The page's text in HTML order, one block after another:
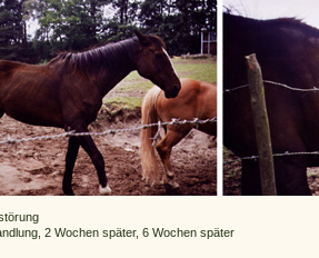
2 Wochen später, 6 Wochen später